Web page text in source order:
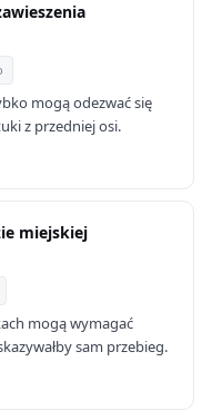
mogą odezwać się
z przedniej osi.
miejskiej
mogą wymagać
sam przebieg.